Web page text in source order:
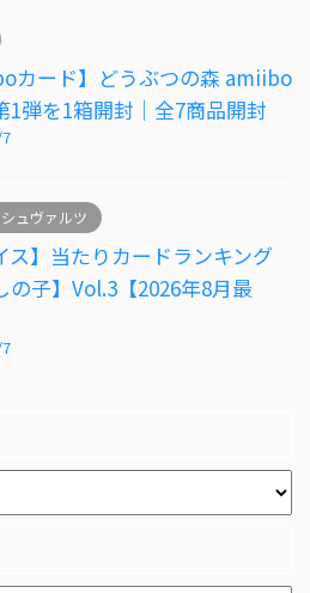
カード】どうぶつの森 amiibo
1弾を1箱開封｜全7商品開封
ュヴァルツ
ス】当たりカードランキング
の子】Vol.3【2026年8月最